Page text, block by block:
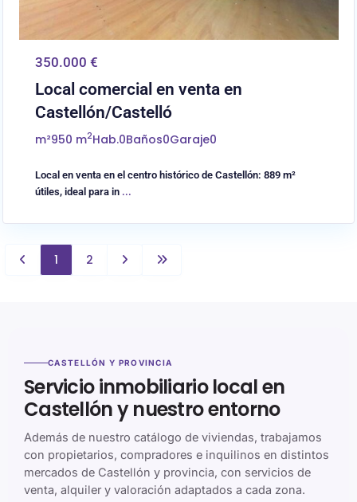
350.000 €
Local comercial en venta en
Castellón/Castelló
m²950 m2Hab.0Baños0Garaje0
Local en venta en el centro histórico de Castellón: 889 m²
útiles, ideal para in ...
1 2
CASTELLÓN Y PROVINCIA
Servicio inmobiliario local en
Castellón y nuestro entorno
Además de nuestro catálogo de viviendas, trabajamos
con propietarios, compradores e inquilinos en distintos
mercados de Castellón y provincia, con servicios de
venta, alquiler y valoración adaptados a cada zona.